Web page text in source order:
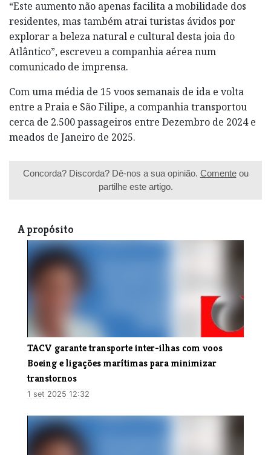
“Este aumento não apenas facilita a mobilidade dos
residentes, mas também atrai turistas ávidos por
explorar a beleza natural e cultural desta joia do
Atlântico”, escreveu a companhia aérea num
comunicado de imprensa.
Com uma média de 15 voos semanais de ida e volta
entre a Praia e São Filipe, a companhia transportou
cerca de 2.500 passageiros entre Dezembro de 2024 e
meados de Janeiro de 2025.
Concorda? Discorda? Dê-nos a sua opinião. Comenteou
partilhe este artigo.
A propósito
TACV garante transporte inter-ilhas com voos
Boeing e ligações marítimas para minimizar
transtornos
1 set 2025 12:32